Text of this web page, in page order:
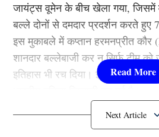
जायंट्स वूमेन के बीच खेला गया,
बल्ले दोनों से दमदार प्रदर्शन करते हुए
इस मुकाबले में कप्तान हरमनप्रीत
शानदार बल्लेबाजी कर न सिर्फ टीम को
इतिहास भी रच दिया। इसी के साथ वह
Harmanpreet Kaur का